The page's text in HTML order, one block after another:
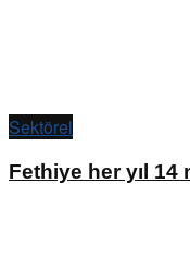
Sektörel
Fethiye her yıl 14